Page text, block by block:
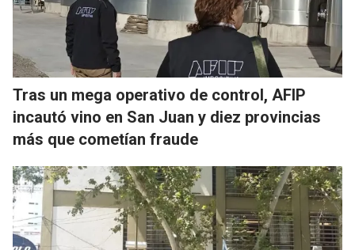
Tras un mega operativo de control, AFIP
incautó vino en San Juan y diez provincias
más que cometían fraude